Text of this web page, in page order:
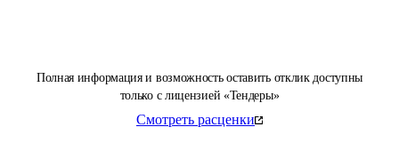
Полная информация и возможность оставить отклик доступны
только с лицензией «Тендеры»
Смотреть расценки